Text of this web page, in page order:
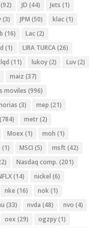
(92) JD (44) Jets (1)
(3) JPM (50) klac(1)
(16) Lac(2)
(1) LIRA TURCA(26)
lqd (11) lukoy(2) Luv(2)
maiz (37)
moviles (996)
(3) mep (21)
(784) metr(2)
Moex (1) moh (1)
(1) MSCI (5) msft (42)
Nasdaq comp. (201)
(14) nickel (6)
nke (16) nok(1)
(33) nvda (48) nvo (4)
oex (29) ogzpy(1)